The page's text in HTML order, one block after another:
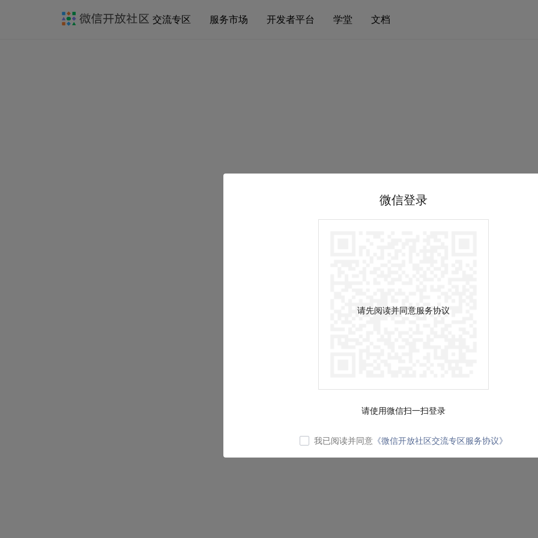
交流专区 服务市场 开发者平台 学堂 文档
微信登录
请先阅读并同意服务协议
请使用微信扫一扫登录
我已阅读并同意 《微信开放社区交流专区服务协议》